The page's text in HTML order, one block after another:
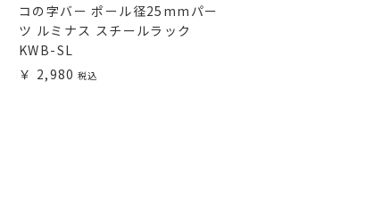
コの字バー ポール径25mmパー
ツ ルミナス スチールラック
KWB-SL
2,980